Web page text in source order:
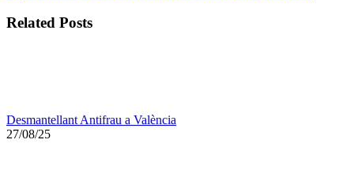
Related Posts
Desmantellant Antifrau a València
27/08/25